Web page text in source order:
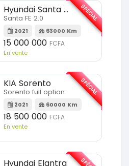
Hyundai Santa FE
Santa FE 2.0
2021 63000 Km
15 000 000 FCFA
En vente
SPÉCIAL
KIA Sorento
Sorento full option
2021 60000 Km
18 500 000 FCFA
En vente
SPÉCIAL
Hyundai Elantra